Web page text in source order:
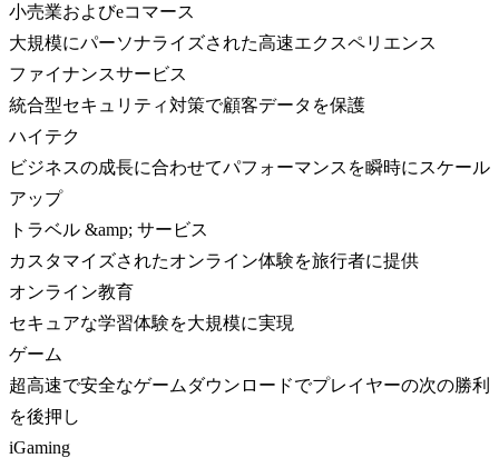
小売業およびeコマース
大規模にパーソナライズされた高速エクスペリエンス
ファイナンスサービス
統合型セキュリティ対策で顧客データを保護
ハイテク
ビジネスの成長に合わせてパフォーマンスを瞬時にスケール
アップ
トラベル &amp; サービス
カスタマイズされたオンライン体験を旅行者に提供
オンライン教育
セキュアな学習体験を大規模に実現
ゲーム
超高速で安全なゲームダウンロードでプレイヤーの次の勝利
を後押し
iGaming